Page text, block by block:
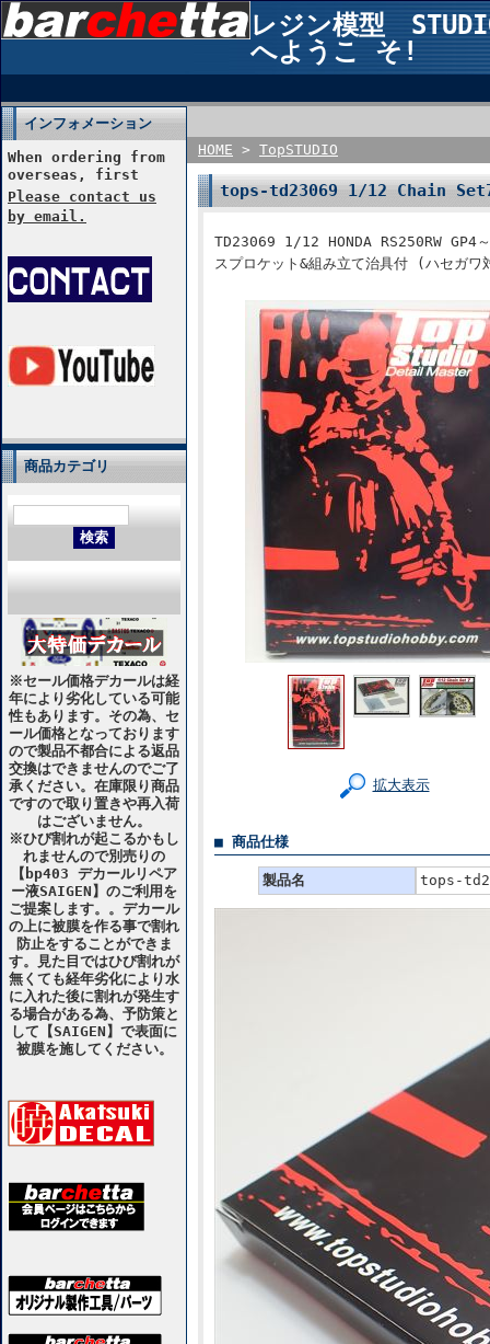
レジン模型
へようこ そ!
インフォメーション
When ordering from
overseas, first
Please contact us
by email.
商品カテゴリ
※セール価格デカールは経
年により劣化している可能
性もあります。その為、セ
ール価格となっております
ので製品不都合による返品
交換はできませんのでご了
承ください。在庫限り商品
ですので取り置きや再入荷
はございません。
※ひび割れが起こるかもし
れませんので別売りの
【bp403 デカールリペア
ー液SAIGEN】のご利用を
ご提案します。。デカール
の上に被膜を作る事で割れ
防止をすることができま
す。見た目ではひび割れが
無くても経年劣化により水
に入れた後に割れが発生す
る場合がある為、予防策と
して【SAIGEN】で表面に
被膜を施してください。
HOME > TopSTUDIO
tops-td23069 1/12 Chain
TD23069 1/12 HONDA RS250RW GP4
スプロケット&組み立て治具付 (ハセガ
拡大表示
■ 商品仕様
製品名 tops-